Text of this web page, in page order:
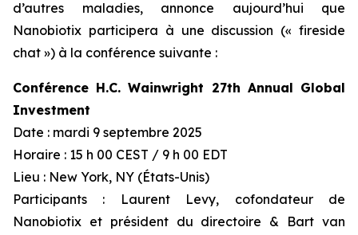
d’autres maladies, annonce aujourd’hui que
Nanobiotix participera à une discussion (« fireside
chat ») à la conférence suivante :
Conférence H.C. Wainwright 27th Annual Global
Investment
Date : mardi 9 septembre 2025
Horaire : 15 h 00 CEST / 9 h 00 EDT
Lieu : New York, NY (États-Unis)
Participants : Laurent Levy, cofondateur de
Nanobiotix et président du directoire & Bart van